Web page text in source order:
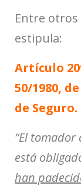
Entre otros
estipula:
Artículo
50/1980,
de Seguro.
“El
está
han